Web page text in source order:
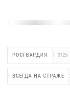
РОСГВАРДИЯ 3125
ВСЕГДА НА СТРАЖЕ